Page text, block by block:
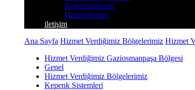
Referanslarımız
Hizmetlerimiz
iletişim
Ana Sayfa Hizmet Verdiğimiz Bölgelerimiz Hizmet
Hizmet Verdiğimiz Gaziosmanpaşa Bölgesi
Genel
Hizmet Verdiğimiz Bölgelerimiz
Kepenk Sistemleri